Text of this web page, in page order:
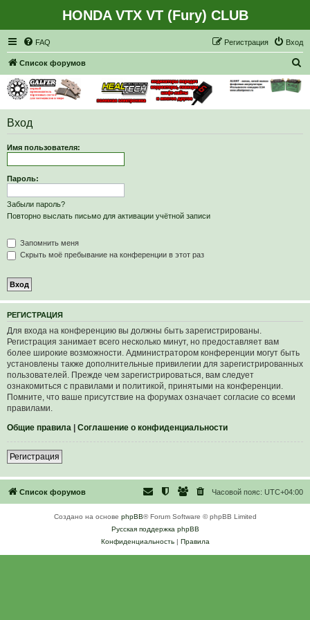
HONDA VTX VT (Fury) CLUB
FAQ Вход
Регистрация
Список форумов
с
Вход
Имя пользователя:
Пароль:
Забыли пароль?
Повторно выслать письмо для активации учётной записи
Запомнить меня
Скрыть моё пребывание на конференции в этот раз
РЕГИСТРАЦИЯ
Для входа на конференцию вы должны быть зарегистрированы.
Регистрация занимает всего несколько минут, но предоставляет вам
более широкие возможности. Администратором конференции могут быть
установлены также дополнительные привилегии для зарегистрированных
пользователей. Прежде чем зарегистрироваться, вам следует
ознакомиться с правилами и политикой, принятыми на конференции.
Помните, что ваше присутствие на форумах означает согласие со всеми
правилами.
Общие правила
Соглашение о конфиденциальности
Регистрация
Список форумов Часовой пояс: UTC+04:00
Создано на основе phpBB® Forum Software © phpBB Limited
Русская поддержка phpBB
Конфиденциальность| Правила